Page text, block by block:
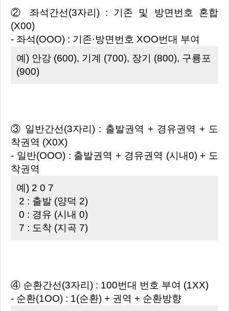
② 좌석간선(3자리) : 기존 및 방면번호 혼합
(X00)
- 좌석(OOO) : 기존·방면번호 XOO번대 부여
예) 안강 (600), 기계 (700), 장기 (800), 구룡포
(900)
③ 일반간선(3자리) : 출발권역 + 경유권역 + 도
착권역 (X0X)
- 일반(OOO) : 출발권역 + 경유권역 (시내0) + 도
착권역
예) 2 0 7
2 : 출발 (양덕 2)
0 : 경유 (시내 0)
7 : 도착 (지곡 7)
④ 순환간선(3자리) : 100번대 번호 부여 (1XX)
- 순환(1OO) : 1(순환) + 권역 + 순환방향